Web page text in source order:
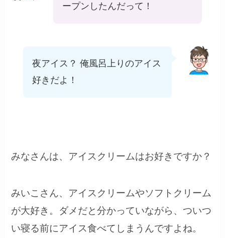
ープンしたんだって！
夜アイス？ 俺風呂上りのアイス
好きだよ！
みなさんは、アイスクリームはお好きですか？
みいこさん、アイスクリームやソフトクリーム
が大好き。ダメだと分かっていながら、ついつ
い寝る前にアイス食べてしまうんですよね。